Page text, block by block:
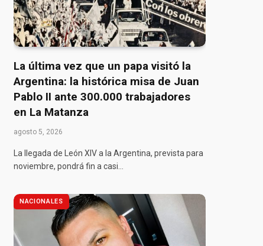
La última vez que un papa visitó la
Argentina: la histórica misa de Juan
Pablo II ante 300.000 trabajadores
en La Matanza
agosto 5, 2026
La llegada de León XIV a la Argentina, prevista para
noviembre, pondrá fin a casi…
NACIONALES